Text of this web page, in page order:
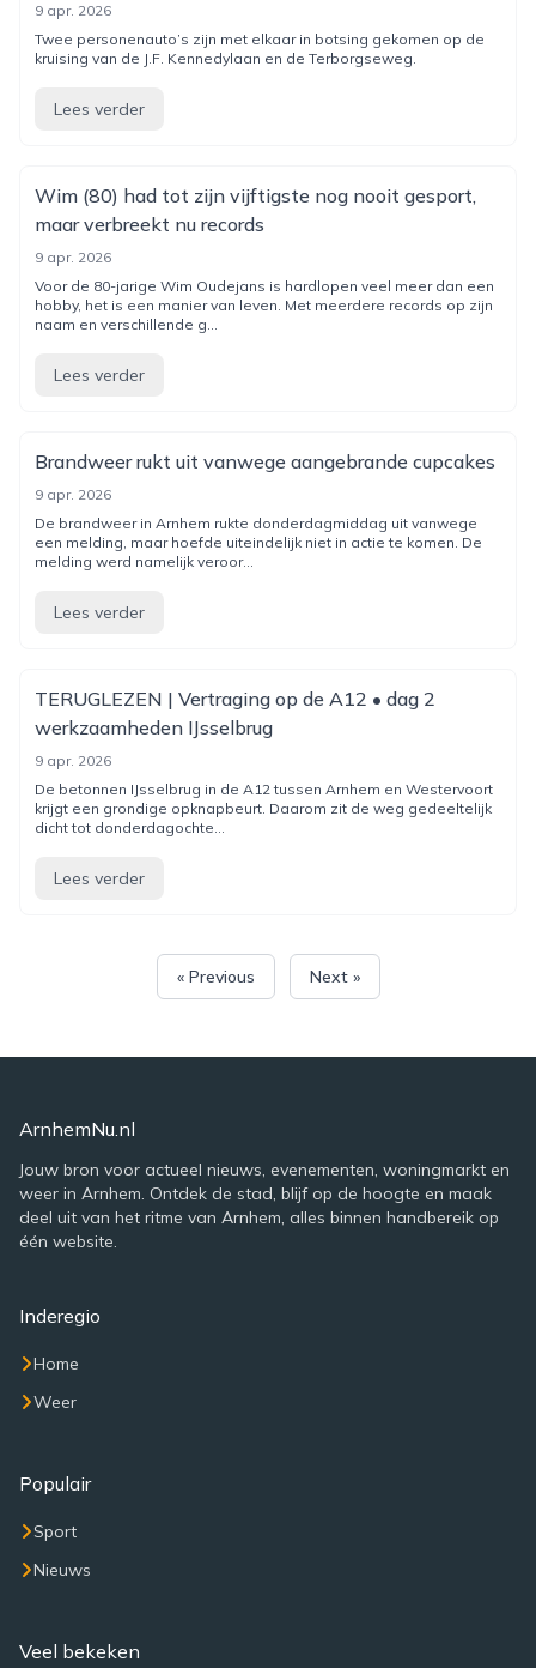
9 apr. 2026
Twee personenauto’s zijn met elkaar in botsing gekomen op de
kruising van de J.F. Kennedylaan en de Terborgseweg.
Lees verder
Wim (80) had tot zijn vijftigste nog nooit gesport,
maar verbreekt nu records
9 apr. 2026
Voor de 80-jarige Wim Oudejans is hardlopen veel meer dan een
hobby, het is een manier van leven. Met meerdere records op zijn
naam en verschillende g...
Lees verder
Brandweer rukt uit vanwege aangebrande cupcakes
9 apr. 2026
De brandweer in Arnhem rukte donderdagmiddag uit vanwege
een melding, maar hoefde uiteindelijk niet in actie te komen. De
melding werd namelijk veroor...
Lees verder
TERUGLEZEN | Vertraging op de A12 • dag 2
werkzaamheden IJsselbrug
9 apr. 2026
De betonnen IJsselbrug in de A12 tussen Arnhem en Westervoort
krijgt een grondige opknapbeurt. Daarom zit de weg gedeeltelijk
dicht tot donderdagochte...
Lees verder
« Previous Next »
ArnhemNu.nl
Jouw bron voor actueel nieuws, evenementen, woningmarkt en
weer in Arnhem. Ontdek de stad, blijf op de hoogte en maak
deel uit van het ritme van Arnhem, alles binnen handbereik op
één website.
Inderegio
Home
Weer
Populair
Sport
Nieuws
Veel bekeken